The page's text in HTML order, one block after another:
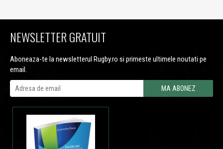
NEWSLETTER GRATUIT
Aboneaza-te la newsletterul Rugby.ro si primeste ultimele noutati pe
email.